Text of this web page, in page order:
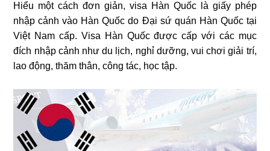
Hiểu một cách đơn giản, visa Hàn Quốc là giấy phép
nhập cảnh vào Hàn Quốc do Đại sứ quán Hàn Quốc tại
Việt Nam cấp. Visa Hàn Quốc được cấp với các mục
đích nhập cảnh như du lịch, nghỉ dưỡng, vui chơi giải trí,
lao động, thăm thân, công tác, học tập.